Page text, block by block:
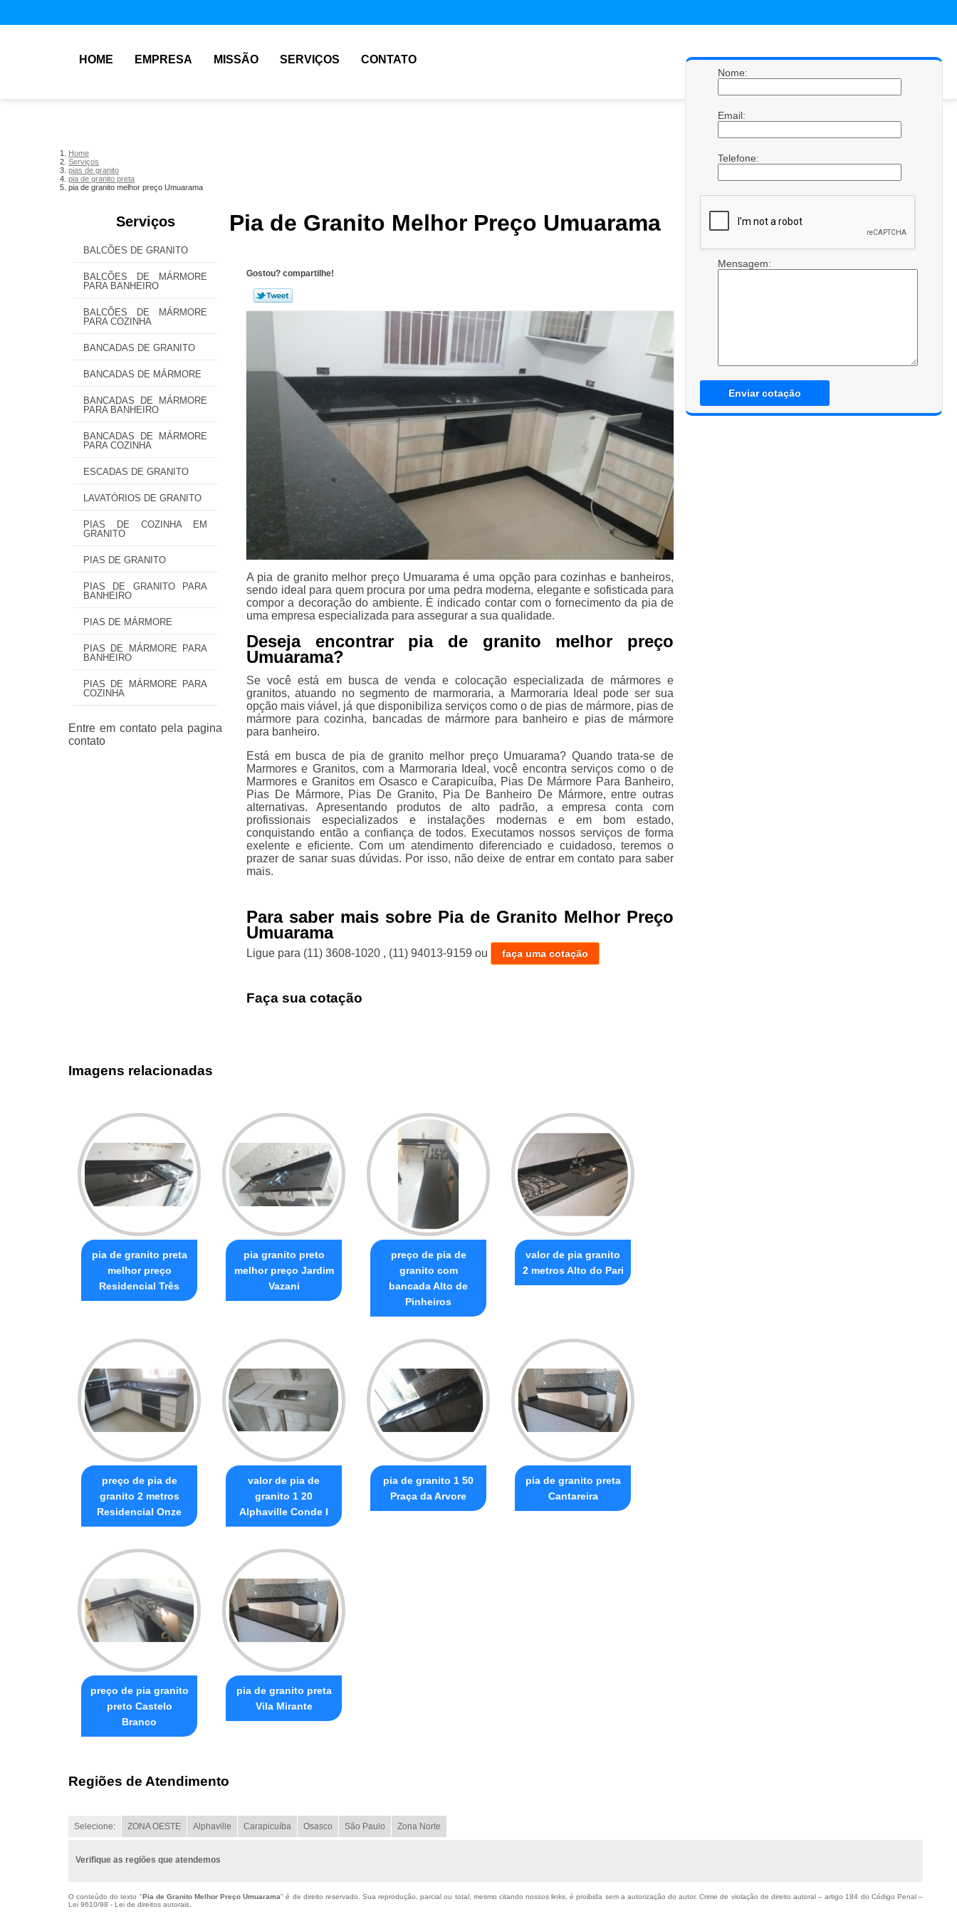
HOME EMPRESA MISSÃO SERVIÇOS CONTATO
Home
Serviços
pias de granito
pia de granito preta
pia de granito melhor preço Umuarama
Serviços
BALCÕES DE GRANITO
BALCÕES DE MÁRMORE
PARA BANHEIRO
BALCÕES DE MÁRMORE
PARA COZINHA
BANCADAS DE GRANITO
BANCADAS DE MÁRMORE
BANCADAS DE MÁRMORE
PARA BANHEIRO
BANCADAS DE MÁRMORE
PARA COZINHA
ESCADAS DE GRANITO
LAVATÓRIOS DE GRANITO
PIAS DE COZINHA EM
GRANITO
PIAS DE GRANITO
PIAS DE GRANITO PARA
BANHEIRO
PIAS DE MÁRMORE
PIAS DE MÁRMORE PARA
BANHEIRO
PIAS DE MÁRMORE PARA
COZINHA
Pia de Granito Melhor Preço Umuarama
Gostou? compartilhe!
A pia de granito melhor preço Umuarama é uma opção para cozinhas e banheiros,
sendo ideal para quem procura por uma pedra moderna, elegante e sofisticada para
compor a decoração do ambiente. É indicado contar com o fornecimento da pia de
uma empresa especializada para assegurar a sua qualidade.
Deseja encontrar pia de granito melhor preço
Umuarama?
Se você está em busca de venda e colocação especializada de mármores e
granitos, atuando no segmento de marmoraria, a Marmoraria Ideal pode ser sua
opção mais viável, já que disponibiliza serviços como o de pias de mármore, pias de
mármore para cozinha, bancadas de mármore para banheiro e pias de mármore
para banheiro.
Está em busca de pia de granito melhor preço Umuarama? Quando trata-se de
Marmores e Granitos, com a Marmoraria Ideal, você encontra serviços como o de
Marmores e Granitos em Osasco e Carapicuíba, Pias De Mármore Para Banheiro,
Pias De Mármore, Pias De Granito, Pia De Banheiro De Mármore, entre outras
alternativas. Apresentando produtos de alto padrão, a empresa conta com
profissionais especializados e instalações modernas e em bom estado,
conquistando então a confiança de todos. Executamos nossos serviços de forma
exelente e eficiente. Com um atendimento diferenciado e cuidadoso, teremos o
prazer de sanar suas dúvidas. Por isso, não deixe de entrar em contato para saber
mais.
Para saber mais sobre Pia de Granito Melhor Preço
Umuarama
Ligue para (11) 3608-1020 , (11) 94013-9159 ou faça uma cotação
Faça sua cotação
Nome:
Email:
Telefone:
Mensagem:
Enviar cotação
Imagens relacionadas
pia de granito preta
melhor preço
Residencial Três
pia granito preto
melhor preço Jardim
Vazani
preço de pia de
granito com
bancada Alto de
Pinheiros
valor de pia granito
2 metros Alto do Pari
preço de pia de
granito 2 metros
Residencial Onze
valor de pia de
granito 1 20
Alphaville Conde I
pia de granito 1 50
Praça da Arvore
pia de granito preta
Cantareira
preço de pia granito
preto Castelo
Branco
pia de granito preta
Vila Mirante
Regiões de Atendimento
Selecione: ZONA OESTE Alphaville Carapicuíba Osasco São Paulo Zona Norte
Verifique as regiões que atendemos
O conteúdo do texto "Pia de Granito Melhor Preço Umuarama" é de direito reservado. Sua reprodução, parcial ou total, mesmo citando nossos links, é proibida sem a autorização do autor. Crime de violação de direito autoral – artigo 184 do Código Penal –
Lei 9610/98 - Lei de direitos autorais